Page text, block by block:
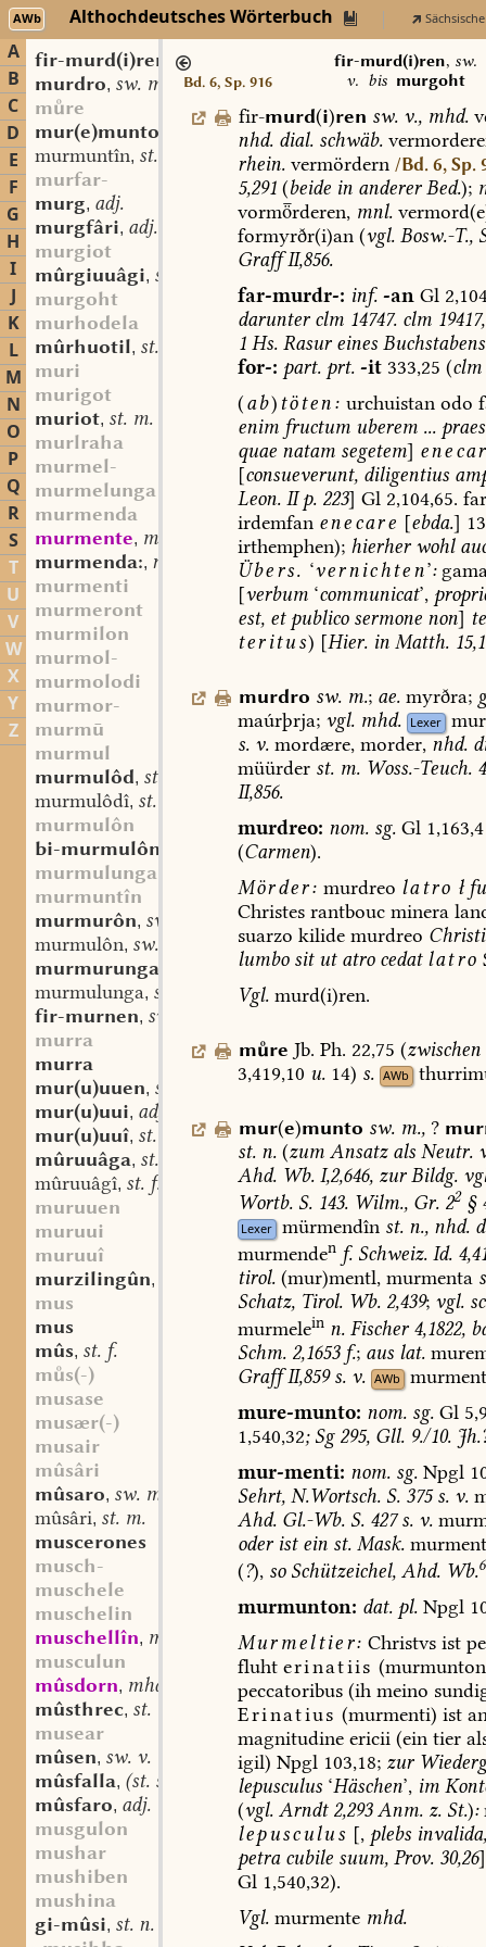
AWb Althochdeutsches Wörterbuch
A
B
C
D
E
F
G
H
I
J
K
L
M
N
O
P
Q
R
S
T
U
V
W
X
Y
Z
fir-murd(i)ren
sw. v.
murdro, sw. m.
mre
mur(e)munto
sw. m.
murmuntîn, st. n.
murfar-
murg, adj.
murgfâri, adj.
murgiot
mûrgiuuâgi, st. n.
murgoht
murhodela
mûrhuotil, st. m.
muri
murigot
muriot, st. m.
murlraha
murmel-
murmelunga
murmenda
murmente, mhd. (st. sw.?) f.
murmenda:, nom. sg.
murmenti
murmeront
murmilon
murmol-
murmolodi
murmor-
murmū
murmul
murmulôd, st. m.
murmulôdî, st. f.
murmulôn
bi-murmulôn
murmulunga
murmuntîn
murmurôn, sw. v.
murmulôn, sw. v.
murmurunga
murmulunga, st. f.
fir-murnen, sw. v.
murra
murra
mur(u)uuen, sw. v.
mur(u)uui, adj.
mur(u)uuî, st. f.
mûruuâga, st. f.
mûruuâgî, st. f.
muruuen
muruui
muruuî
murzilingûn,
mus
mus
mûs, st. f.
ms(-)
musase
musær(-)
musair
mûsâri
mûsaro, sw. m.
mûsâri, st. m.
muscerones
musch-
muschele
muschelin
muschellîn, mhd. st. n.
musculun
mûsdorn, mhd. st. m.
mûsthrec, st. m.
musear
mûsen, sw. v.
mûsfalla, (st. sw.?) f.
mûsfaro, adj.
musgulon
mushar
mushiben
mushina
gi-mûsi, st. n.
Bd. 6, Sp. 916
fir-murd(i)ren, sw.
v. bis murgoht
fir-murd(i)ren sw. v., mhd.
nhd.dial. schwäb.
rhein.vermördern /Bd. 6, Sp.
5,291(beideinandererBed.);
vormrderen, mnl.
formyrðr(i)an(vgl. Bosw.-T.,
GraffII,856.
far-murdr-: inf. -anGl
darunterclm 14747.clm19417,
1Hs.Rasureines Buchstabens
for-: part.prt. -it333,25 (clm
(ab) töten: urchuistan odo
enim fructumuberem...
quaenatamsegetem]
[consueverunt,diligentius
Leon.IIp.223] Gl2,104,65.
irdemfan enecare [ebda.]
irthemphen); hierher wohl
Übers. ‘vernichten’:
[verbum‘communicat’,
est,etpublicosermonenon]
teritus) [Hier. in Matth.
murdro sw. m.; ae. myrðra;
maúrþrja; vgl.mhd. Lexer
s.v.mordære,morder, nhd.
müürder st.m.Woss.-Teuch.
II,856.
murdreo: nom.sg.Gl1,163,4
(Carmen).
Mörder: murdreo latro ł
Christes rantboucminera
suarzo kilidemurdreo Christi
lumbositutatrocedat latro
Vgl.murd(i)ren.
mre Jb. Ph. 22,75 (zwischen
3,419,10 u.14) s. AWb
mur(e)munto sw. m., ?
st.n.(zum AnsatzalsNeutr.
Ahd.Wb.I,2,646,zurBildg.
Wortb.S.143.Wilm.,Gr.22§
Lexer mürmendîn st.n.,nhd.
murmenden f. Schweiz.Id.
tirol.(mur)mentl, murmenta
Schatz,Tirol.Wb.2,439; vgl.
murmelein n.Fischer4,1822,
Schm.2,1653f.; auslat.
GraffII,859 s.v. AWb
mure-munto: nom.sg.Gl
1,540,32;Sg 295,Gll.9./10.
mur-menti: nom.sg.Npgl
Sehrt, N.Wortsch.S.375s.v.
Ahd.Gl.-Wb.S.427 s.v.
oderisteinst.Mask.
(?), soSchützeichel,Ahd.Wb.6
murmunton: dat.pl.Npgl
Murmeltier: Christvs ist
fluht erinatiis
peccatoribus(ihmeino
Erinatius (murmenti) ist
magnitudineericii(eintier
igil) Npgl103,18; zur
lepusculus‘Häschen’, im
(vgl.Arndt2,293Anm.z.St.):
lepusculus [, plebs invalida,
petracubilesuum,Prov.30,26]
Gl 1,540,32).
Vgl.murmente mhd.